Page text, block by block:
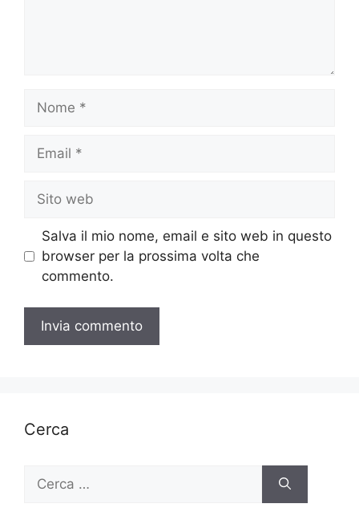
Nome
Email
Sito
web
Salva il mio nome, email e sito web in questo
browser per la prossima volta che
commento.
Cerca
per: